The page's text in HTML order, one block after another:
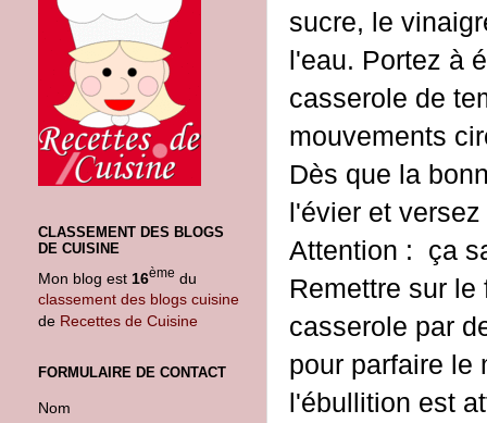
sucre, le
l'eau. Portez à
casserole de
mouvements
Dès que la
l'évier et versez
Attention : ça
Remettre sur
casserole par
pour parfaire le
l'ébullition est
CLASSEMENT DES BLOGS
DE CUISINE
Mon blog est 16ème du
classement des blogs cuisine
de Recettes de Cuisine
FORMULAIRE DE CONTACT
Nom